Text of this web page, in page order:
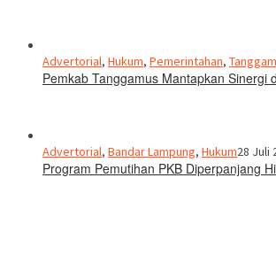
Advertorial, Hukum, Pemerintahan,
Pemkab Tanggamus Mantapkan Sinergi
Advertorial, Bandar Lampung, Hukum28 Juli
Program Pemutihan PKB Diperpanjang